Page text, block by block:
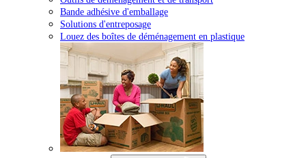
Bande adhésive d'emballage
Solutions d'entreposage
Louez des boîtes de déménagement en plastique